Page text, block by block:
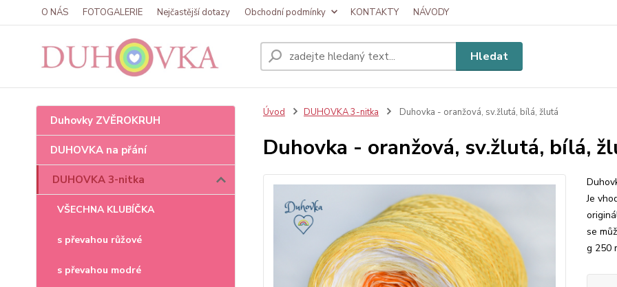
O NÁS FOTOGALERIE Nejčastější dotazy Obchodní podmínky KONTAKTY NÁVODY
Hledat
Duhovky ZVĚROKRUH
DUHOVKA na přání
DUHOVKA 3-nitka
VŠECHNA KLUBÍČKA
s převahou růžové
s převahou modré
Úvod DUHOVKA 3-nitka Duhovka - oranžová, sv.žlutá, bílá, žlutá
Duhovka - oranžová, sv.žlutá, bílá,
Je
se
g 250